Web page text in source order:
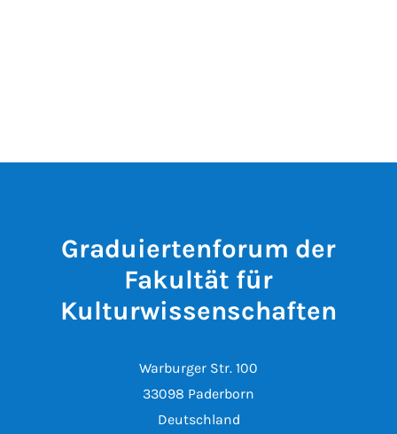
Graduiertenforum der
Fakultät für
Kulturwissenschaften
Warburger Str. 100
33098 Paderborn
Deutschland